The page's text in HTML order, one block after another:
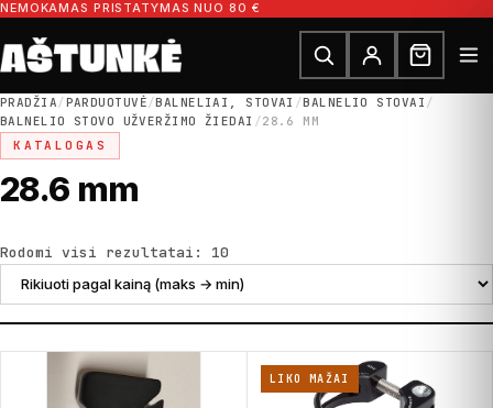
Pereiti prie turinio
NEMOKAMAS PRISTATYMAS NUO 80 €
Ieškoti dalių
Ieškoti
PRADŽIA/PARDUOTUVĖ/BALNELIAI, STOVAI /BALNELIO STOVAI /
BALNELIO STOVO UŽVERŽIMO ŽIEDAI /28.6 MM
KATALOGAS
28.6 mm
Rodomi visi rezultatai: 10
LIKO MAŽAI